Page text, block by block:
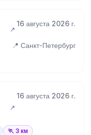
16 августа 2026 г.
📍 Санкт-Петербург
16 августа 2026 г.
🏃 3 км